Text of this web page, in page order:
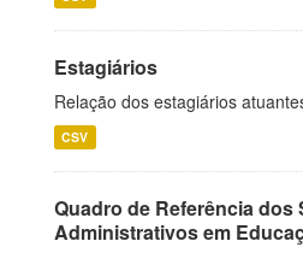
Estagiários
Relação dos estagiários
CSV
Quadro de Referência dos
Administrativos em